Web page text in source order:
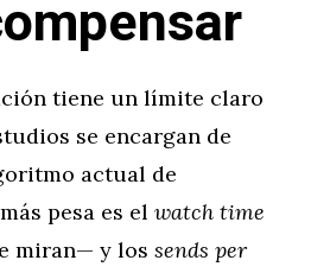
tiene un límite claro
se encargan de
actual de
pesa es el watch time
miran— y los sends per